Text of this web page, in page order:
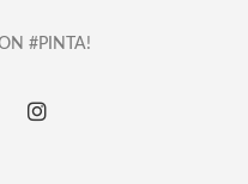
#PINTA!